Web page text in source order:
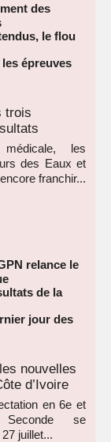
des
le flou
épreuves
trois
les
des Eaux et
franchir...
relance le
de la
jour des
nouvelles
d’Ivoire
en 6e et
Seconde se
juillet...